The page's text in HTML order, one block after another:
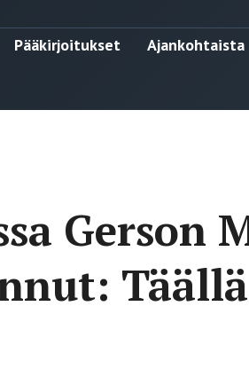
Pääkirjoitukset Ajankohtaista
Gerson